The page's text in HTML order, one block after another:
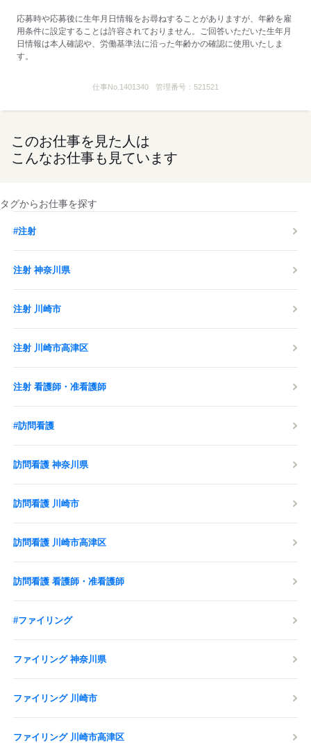
応募時や応募後に生年月日情報をお尋ねすることがありますが、年齢を雇
用条件に設定することは許容されておりません。ご回答いただいた生年月
日情報は本人確認や、労働基準法に沿った年齢かの確認に使用いたしま
す。
仕事No. 1401340 管理番号： 521521
このお仕事を見た人は
こんなお仕事も見ています
タグからお仕事を探す
#注射
注射 神奈川県
注射 川崎市
注射 川崎市高津区
注射 看護師・准看護師
#訪問看護
訪問看護 神奈川県
訪問看護 川崎市
訪問看護 川崎市高津区
訪問看護 看護師・准看護師
#ファイリング
ファイリング 神奈川県
ファイリング 川崎市
ファイリング 川崎市高津区